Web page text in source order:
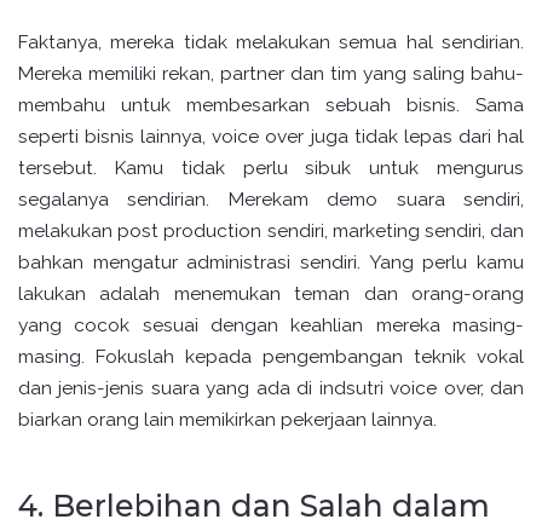
Faktanya, mereka tidak melakukan semua hal sendirian.
Mereka memiliki rekan, partner dan tim yang saling bahu-
membahu untuk membesarkan sebuah bisnis. Sama
seperti bisnis lainnya, voice over juga tidak lepas dari hal
tersebut. Kamu tidak perlu sibuk untuk mengurus
segalanya sendirian. Merekam demo suara sendiri,
melakukan post production sendiri, marketing sendiri, dan
bahkan mengatur administrasi sendiri. Yang perlu kamu
lakukan adalah menemukan teman dan orang-orang
yang cocok sesuai dengan keahlian mereka masing-
masing. Fokuslah kepada pengembangan teknik vokal
dan jenis-jenis suara yang ada di indsutri voice over, dan
biarkan orang lain memikirkan pekerjaan lainnya.
4. Berlebihan dan Salah dalam